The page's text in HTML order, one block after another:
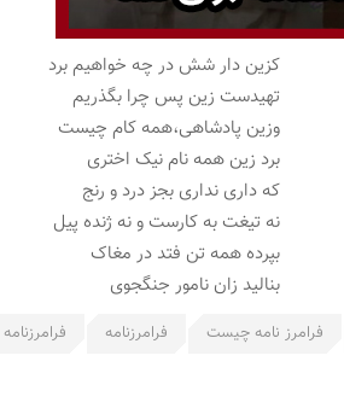
کزین دار شش در چه خواهیم برد
تهیدست زین پس چرا بگذریم
وزین پادشاهی،همه کام چیست
برد زین همه نام نیک اختری
که داری نداری بجز درد و رنج
نه تیغت به کارست و نه ژنده پیل
بپرده همه تن فتد در مغاک
بنالید زان نامور جنگجوی
فرامرز نامه چیست فرامرزنامه